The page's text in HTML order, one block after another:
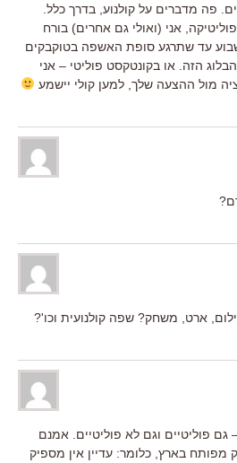
פה מדברים על קולנוע, בדרך כלל.
אני (ואולי גם אחרים) בורח
עד שתרגע סופת האשפה בטוקבקים
הזה. או בקונטקסט פוליטי – אני
מול ההצעה שלך, למען קולי יישמע
ארט, משחק? שפה קולנועית וכו'?
גם פוליטיים וגם לא פוליטיים. אמנם
מפותח בארץ, כלומר: עדיין אין מספיק